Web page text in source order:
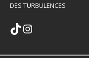
DES TURBULENCES